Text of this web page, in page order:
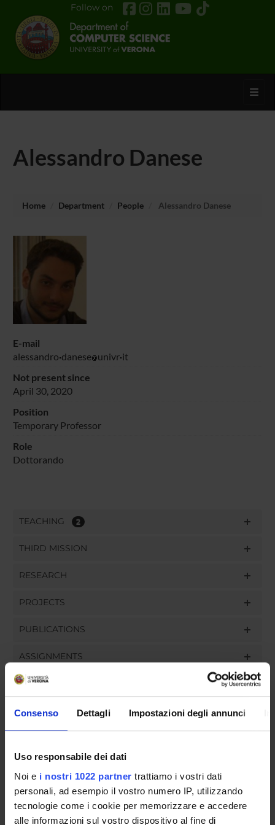
Consenso Dettagli Impostazioni degli annunci
Uso responsabile dei dati
Noi e i nostri 1022 partner trattiamo i vostri dati
personali, ad esempio il vostro numero IP, utilizzando
tecnologie come i cookie per memorizzare e accedere
alle informazioni sul vostro dispositivo al fine di
Follow on
Alessandro Danese
Home Department People Alessandro Danese
E-mail
alessandro danese univr it
Not present since
April 30, 2020
Position
Temporary Professor
Role
Dottorando
TEACHING 2
THIRD MISSION
RESEARCH
PROJECTS
PUBLICATIONS
ASSIGNMENTS
COMMITTEES
DEPARTMENT ADMINISTRATION OFFICES